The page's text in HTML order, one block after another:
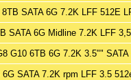
SATA 6G 7.2K LFF 512E
SATA 6G Midline 7.2K LFF 3,5
G10 6TB 6G 7.2K 3.5"" SATA
SATA 7.2K rpm LFF 3.5